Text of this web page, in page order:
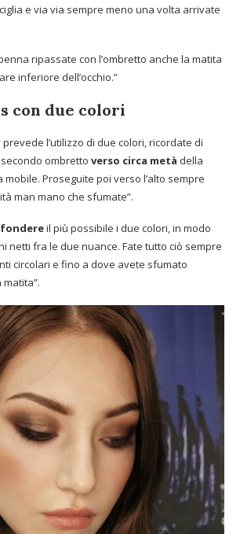
e via via sempre meno una volta arrivate
ripassate con l’ombretto anche la matita
inferiore dell’occhio.”
con due colori
l’utilizzo di due colori, ricordate di
ombretto verso circa metà della
Proseguite poi verso l’alto sempre
man mano che sfumate”.
fondereil più possibile i due colori, in modo
netti fra le due nuance. Fate tutto ciò sempre
circolari e fino a dove avete sfumato